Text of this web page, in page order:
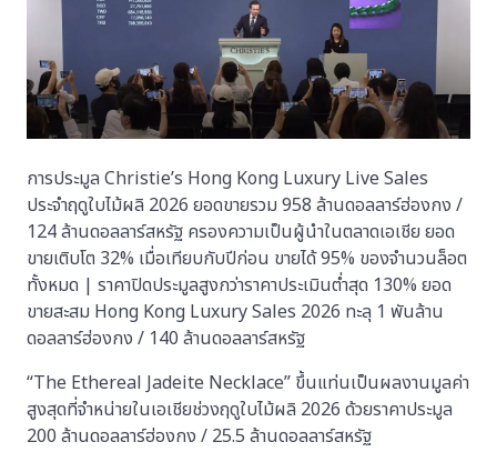
การประมูล Christie’s Hong Kong Luxury Live Sales
ประจำฤดูใบไม้ผลิ 2026 ยอดขายรวม 958 ล้านดอลลาร์ฮ่องกง /
124 ล้านดอลลาร์สหรัฐ ครองความเป็นผู้นำในตลาดเอเชีย ยอด
ขายเติบโต 32% เมื่อเทียบกับปีก่อน ขายได้ 95% ของจำนวนล็อต
ทั้งหมด | ราคาปิดประมูลสูงกว่าราคาประเมินต่ำสุด 130% ยอด
ขายสะสม Hong Kong Luxury Sales 2026 ทะลุ 1 พันล้าน
ดอลลาร์ฮ่องกง / 140 ล้านดอลลาร์สหรัฐ
“The Ethereal Jadeite Necklace” ขึ้นแท่นเป็นผลงานมูลค่า
สูงสุดที่จำหน่ายในเอเชียช่วงฤดูใบไม้ผลิ 2026 ด้วยราคาประมูล
200 ล้านดอลลาร์ฮ่องกง / 25.5 ล้านดอลลาร์สหรัฐ